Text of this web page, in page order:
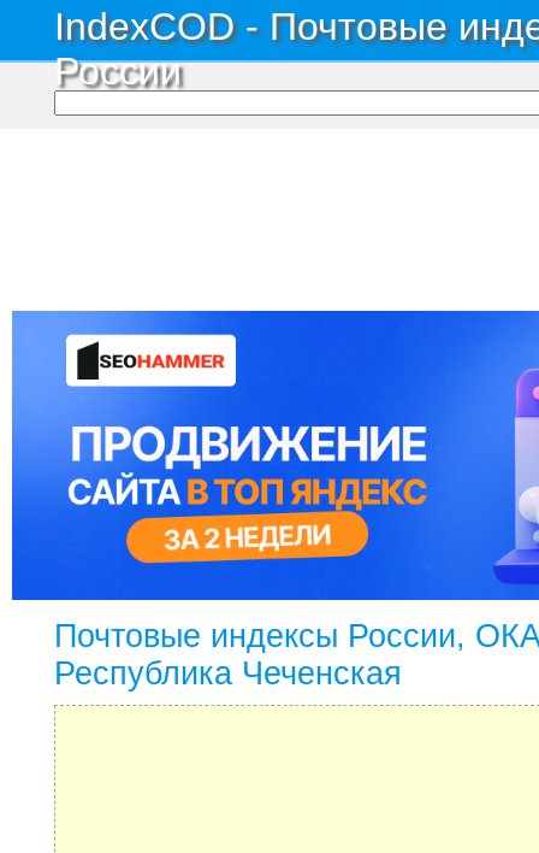
IndexCOD - Почтовые
России
Почтовые индексы России,
Республика Чеченская